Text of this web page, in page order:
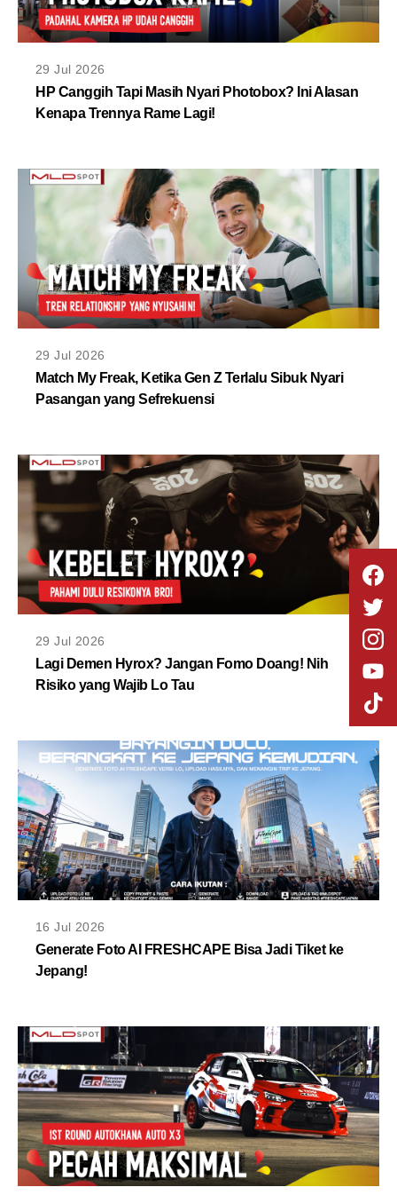
29 Jul 2026
HP Canggih Tapi Masih Nyari Photobox? Ini Alasan
Kenapa Trennya Rame Lagi!
29 Jul 2026
Match My Freak, Ketika Gen Z Terlalu Sibuk Nyari
Pasangan yang Sefrekuensi
29 Jul 2026
Lagi Demen Hyrox? Jangan Fomo Doang! Nih
Risiko yang Wajib Lo Tau
16 Jul 2026
Generate Foto AI FRESHCAPE Bisa Jadi Tiket ke
Jepang!